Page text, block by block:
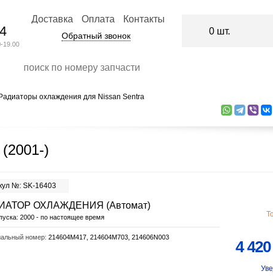
охлаждения для Nissan Sentra
)
№: SK-16403
ОХЛАЖДЕНИЯ (Автомат)
2000 - по настоящее время
номер: 214604M417, 214604M703, 214606N003
4 420
19.00
Доставка Оплата Контакты
Обратный звонок 0 шт.